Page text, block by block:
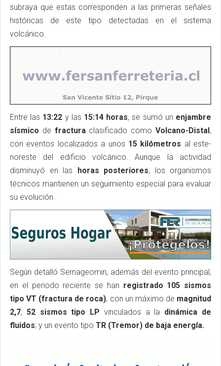
subraya que estas corresponden a las primeras señales
históricas de este tipo detectadas en el sistema
volcánico.
Entre las 13:22 y las 15:14 horas, se sumó un enjambre
sísmico de fracturaclasificado comoVolcano-Distal,
con eventos localizados a unos 15 kilómetros al este-
noreste del edificio volcánico. Aunque la actividad
disminuyó en las horas posteriores, los organismos
técnicos mantienen un seguimiento especial para evaluar
su evolución.
Según detalló Sernageomin, además del evento principal,
en el periodo reciente se han registrado 105 sismos
tipo VT (fractura de roca), con un máximo de magnitud
2,7; 52 sismos tipo LP vinculados a la dinámica de
fluidos; y un evento tipo TR (Tremor) de baja energía.